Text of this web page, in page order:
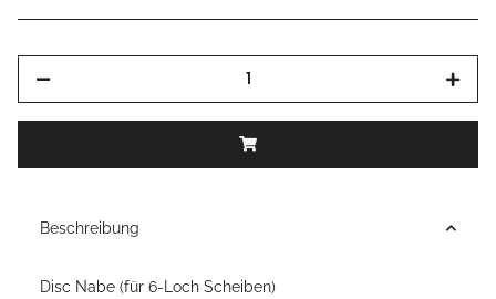
Beschreibung
Disc Nabe (für 6-Loch Scheiben)